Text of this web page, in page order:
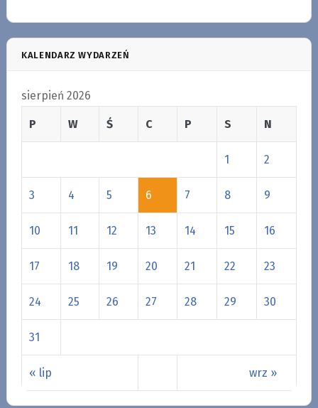
KALENDARZ WYDARZEŃ
sierpień 2026
P W Ś C P S N
« lip wrz »
1 2
3 4 5 6 7 8 9
10 11 12 13 14 15 16
17 18 19 20 21 22 23
24 25 26 27 28 29 30
31